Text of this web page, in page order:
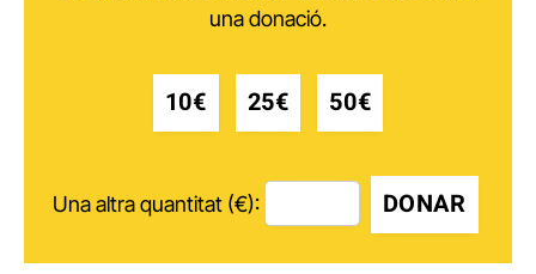
una donació.
10€ 25€ 50€
Una altra quantitat (€): DONAR